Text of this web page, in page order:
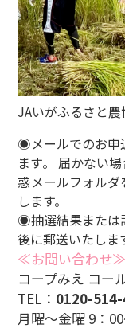
JAいがふるさと農
◉メールでのお申
ます。 届かない
惑メールフォル
します。
◉抽選結果または
後に郵送いたしま
≪お問い合わせ≫
コープみえ コー
TEL： 0120-
月曜～金曜 9：